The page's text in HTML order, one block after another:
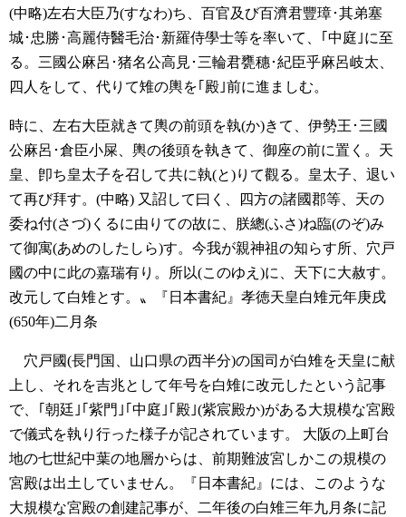
(中略)左右大臣乃(すなわ)ち、百官及び百濟君豐璋･其弟塞
城･忠勝･高麗侍醫毛治･新羅侍學士等を率いて、｢中庭｣に至
る。三國公麻呂･猪名公高見･三輪君甕穗･紀臣乎麻呂岐太、
四人をして、代りて雉の輿を｢殿｣前に進ましむ。
時に、左右大臣就きて輿の前頭を執(か)きて、伊勢王･三國
公麻呂･倉臣小屎、輿の後頭を執きて、御座の前に置く。天
皇、卽ち皇太子を召して共に執(と)りて觀る。皇太子、退い
て再び拜す。(中略) 又詔して曰く、四方の諸國郡等、天の
委ね付(さづ)くるに由りての故に、朕總(ふさ)ね臨(のぞ)み
て御寓(あめのしたしら)す。今我が親神祖の知らす所、穴戸
國の中に此の嘉瑞有り。所以(このゆえ)に、天下に大赦す。
改元して白雉とす。〟『日本書紀』孝徳天皇白雉元年庚戌
(650年)二月条
穴戸國(長門国、山口県の西半分)の国司が白雉を天皇に献
上し、それを吉兆として年号を白雉に改元したという記事
で、｢朝廷｣｢紫門｣｢中庭｣｢殿｣(紫宸殿か)がある大規模な宮殿
で儀式を執り行った様子が記されています。
大阪の上町台
地の七世紀中葉の地層からは、前期難波宮しかこの規模の
宮殿は出土していません。『日本書紀』には、このような
大規模な宮殿の創建記事が、二年後の白雉三年九月条に記